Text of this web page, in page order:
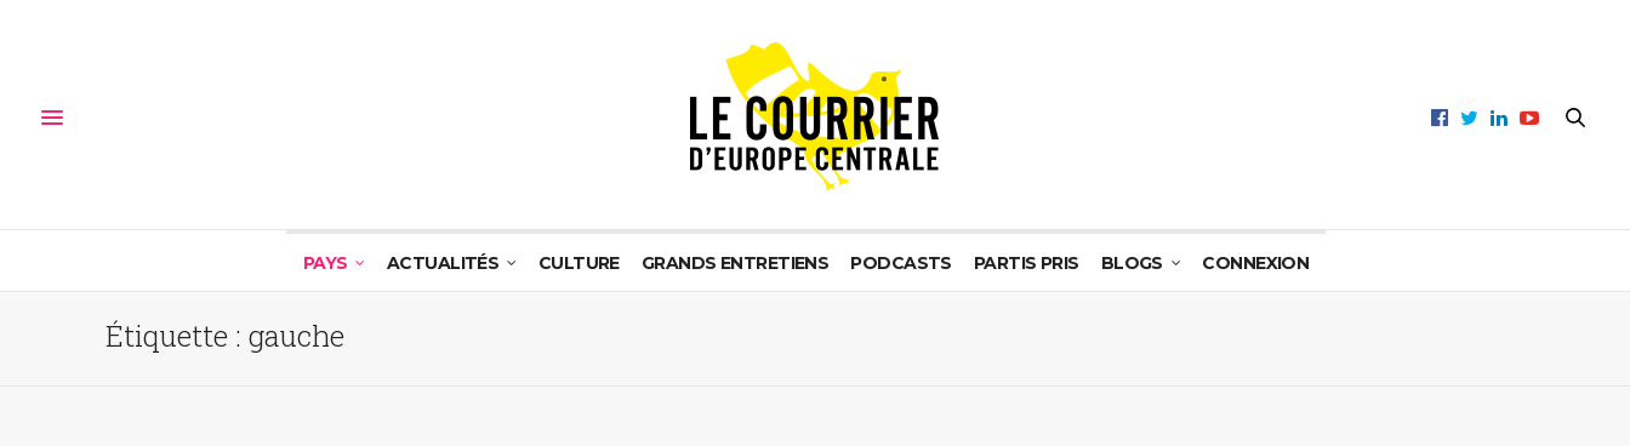
PAYS ACTUALITÉS CULTURE GRANDS ENTRETIENS PODCASTS PARTIS PRIS BLOGS CONNEXION
Étiquette : gauche